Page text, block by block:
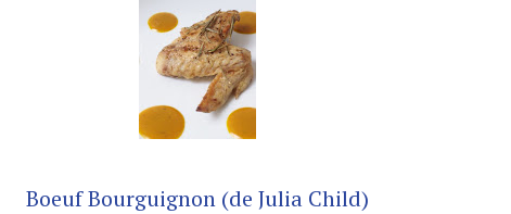
Boeuf Bourguignon (de Julia Child)